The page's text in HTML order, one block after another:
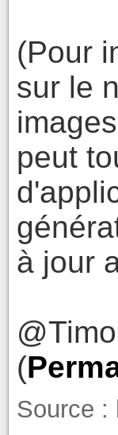
(Pour
sur le
peut
à jour
(
Source :